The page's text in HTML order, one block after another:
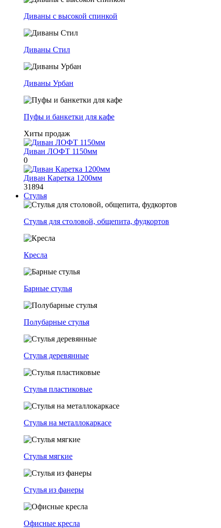
Диваны с высокой спинкой
Диваны Стил
Диваны Урбан
Пуфы и банкетки для кафе
Хиты продаж
Диван ЛОФТ 1150мм
0
Диван Каретка 1200мм
31894
Стулья
Стулья для столовой, общепита, фудкортов
Кресла
Барные стулья
Полубарные стулья
Стулья деревянные
Стулья пластиковые
Стулья на металлокаркасе
Стулья мягкие
Стулья из фанеры
Офисные кресла